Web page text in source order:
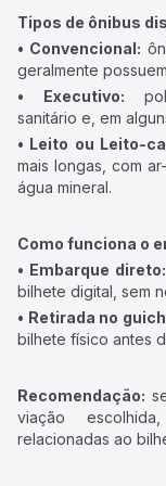
Tipos de ônibus
• Convencional:
geralmente
• Executivo:
sanitário e, em
• Leito ou Leito-
mais longas, com
água mineral.
Como funciona o
• Embarque direto:
bilhete digital, sem
• Retirada no
bilhete físico antes
Recomendação:
viação
relacionadas ao